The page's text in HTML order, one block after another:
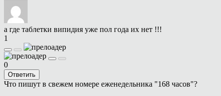
а где таблетки випидия уже пол года их нет !!!
1
0
Ответить
Что пишут в свежем номере еженедельника "168 часов"?